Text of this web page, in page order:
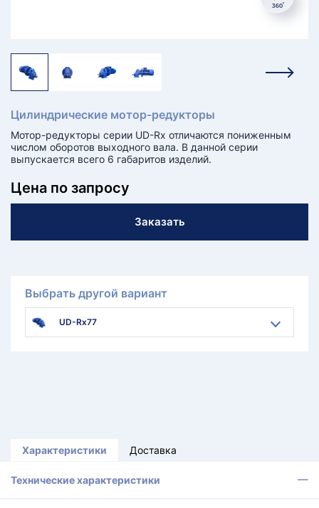
Цилиндрические мотор-редукторы
Мотор-редукторы серии UD-Rx отличаются пониженным
числом оборотов выходного вала. В данной серии
выпускается всего 6 габаритов изделий.
Цена по запросу
Заказать
Выбрать другой вариант
UD-Rx77
Характеристики Доставка
Технические характеристики